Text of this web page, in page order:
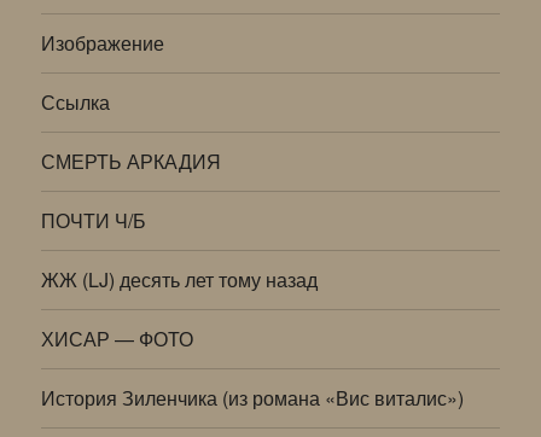
Изображение
Ссылка
СМЕРТЬ АРКАДИЯ
ПОЧТИ Ч/Б
ЖЖ (LJ) десять лет тому назад
ХИСАР — ФОТО
История Зиленчика (из романа «Вис виталис»)